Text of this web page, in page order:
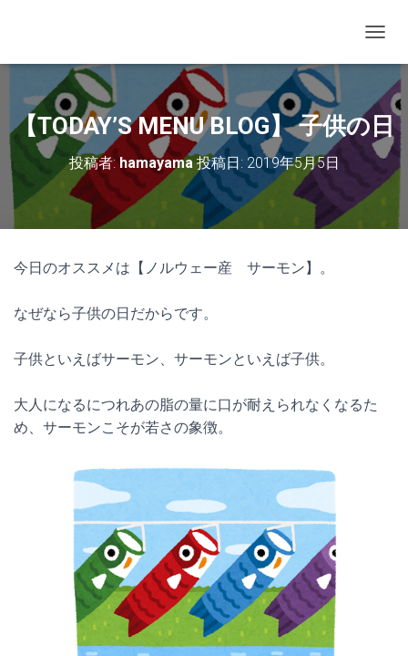
【TODAY’S MENU BLOG】 子供の日
投稿者:hamayama投稿日: 2019年5月5日
今日のオススメは【ノルウェー産 サーモン】。
なぜなら子供の日だからです。
子供といえばサーモン、サーモンといえば子供。
大人になるにつれあの脂の量に口が耐えられなくなるた
め、サーモンこそが若さの象徴。